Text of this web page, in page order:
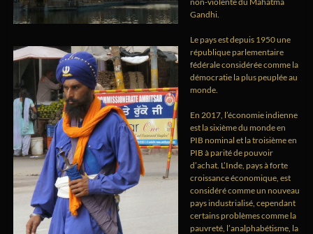
Gandhi.
Le pays est depuis 1950 une
république parlementaire
fédérale considérée comme la
démocratie la plus peuplée au
monde.
En 2017, l’économie indienne
est la sixième du monde en
PIB nominal et la troisième en
PIB à parité de pouvoir
d’achat. L’Inde, pays à forte
croissance économique, est
considéré comme un nouveau
pays industrialisé, cependant
certains problèmes comme la
pauvreté, l’analphabétisme, la